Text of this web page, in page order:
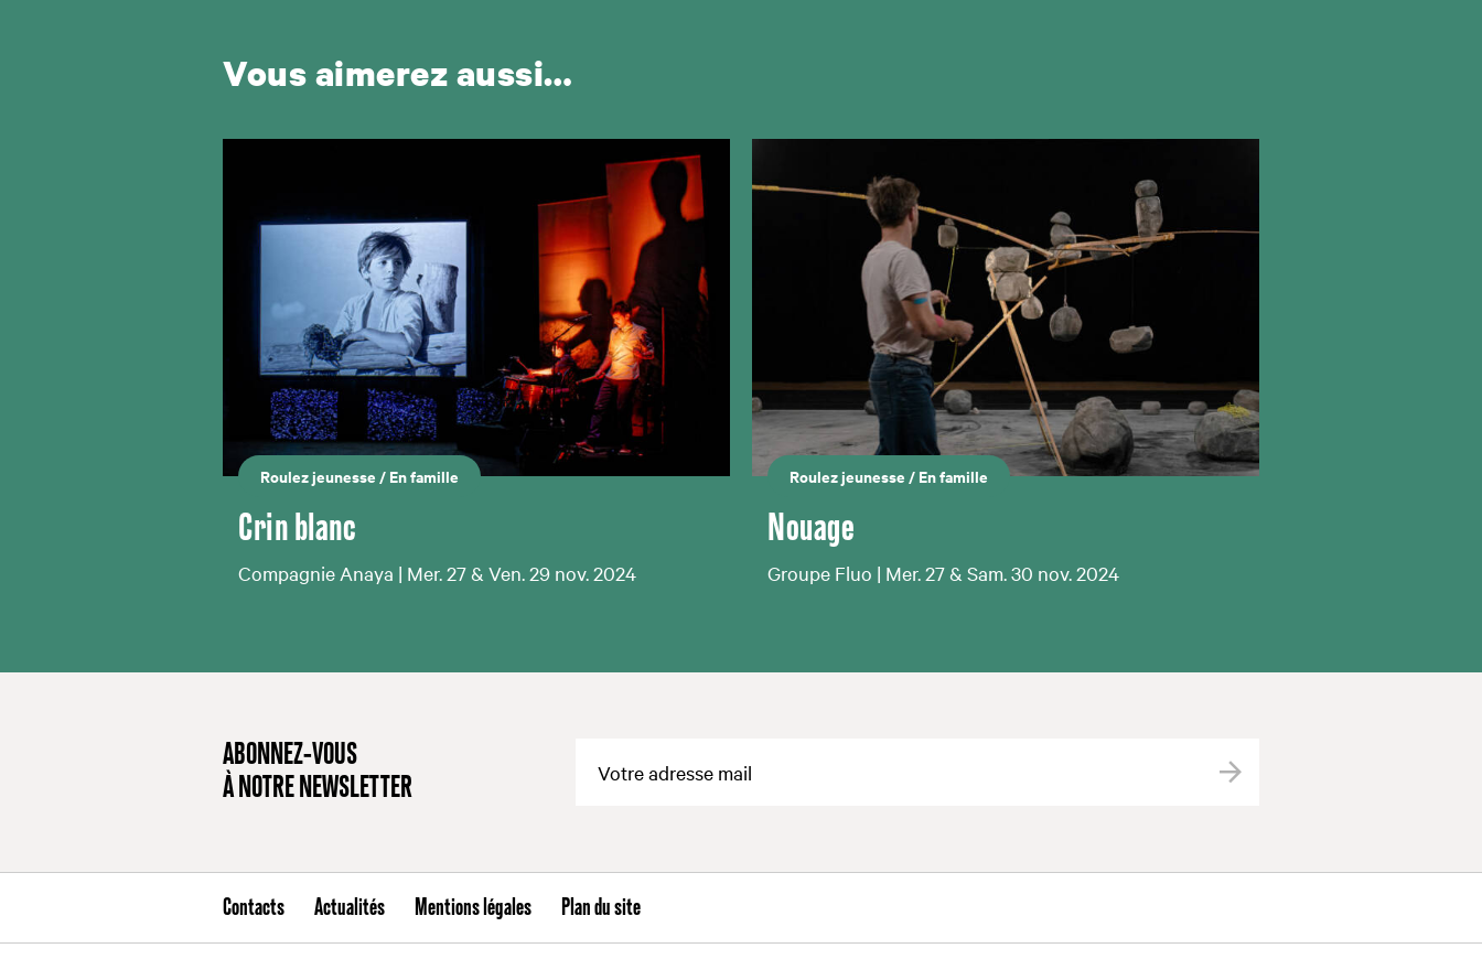
Vous aimerez aussi…
Roulez jeunesse/En famille
Crin blanc
Compagnie Anaya | Mer. 27 & Ven. 29 nov. 2024
Roulez jeunesse/En famille
Nouage
Groupe Fluo | Mer. 27 & Sam. 30 nov. 2024
ABONNEZ-VOUS
À NOTRE NEWSLETTER
Valider
Contacts Actualités Mentions légales Plan du site